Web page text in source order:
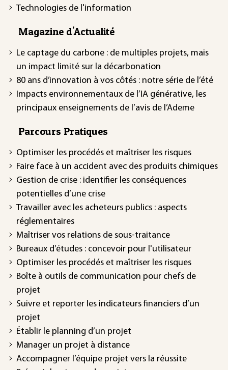
Technologies de l'information
Magazine d'Actualité
Le captage du carbone : de multiples projets, mais
un impact limité sur la décarbonation
80 ans d’innovation à vos côtés : notre série de l’été
Impacts environnementaux de l’IA générative, les
principaux enseignements de l’avis de l’Ademe
Parcours Pratiques
Optimiser les procédés et maîtriser les risques
Faire face à un accident avec des produits chimiques
Gestion de crise : identifier les conséquences
potentielles d’une crise
Travailler avec les acheteurs publics : aspects
réglementaires
Maîtriser vos relations de sous-traitance
Bureaux d’études : concevoir pour l'utilisateur
Optimiser les procédés et maîtriser les risques
Boîte à outils de communication pour chefs de
projet
Suivre et reporter les indicateurs financiers d’un
projet
Établir le planning d’un projet
Manager un projet à distance
Accompagner l’équipe projet vers la réussite